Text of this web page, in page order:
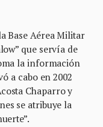
Base Aérea Militar
que servía de
la información
a cabo en 2002
Chaparro y
se atribuye la